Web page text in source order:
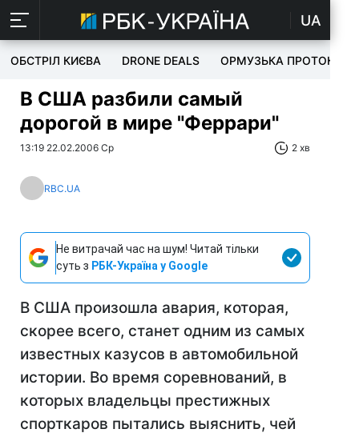
UA
ОБСТРІЛ КИЄВА DRONE DEALS ОРМУЗЬКА ПРОТОКА
В США разбили самый
дорогой в мире "Феррари"
13:19 22.02.2006 Ср 2 хв
RBC.UA
Не витрачай час на шум! Читай тільки
суть з РБК-Україна у Google
В США произошла авария, которая,
скорее всего, станет одним из самых
известных казусов в автомобильной
истории. Во время соревнований, в
которых владельцы престижных
спорткаров пытались выяснить, чей